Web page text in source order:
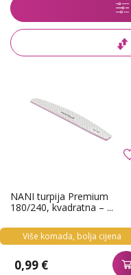
NANI turpija Premium
180/240, kvadratna – ...
Više komada, bolja cijena
0,99 €